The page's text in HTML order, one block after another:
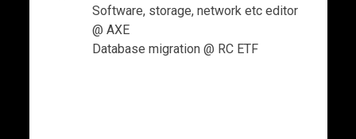
Software, storage, network etc editor
@ AXE
Database migration @ RC ETF